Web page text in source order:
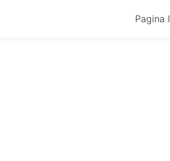
Pagina